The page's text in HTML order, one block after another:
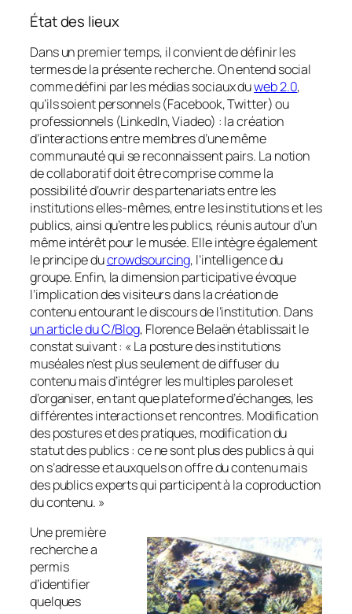
État des lieux
Dans un premier temps, il convient de définir les
termes de la présente recherche. On entendsocial
comme défini par les médias sociaux duweb 2.0,
qu’ils soient personnels (Facebook, Twitter) ou
professionnels (LinkedIn, Viadeo) : la création
d’interactions entre membres d’une même
communauté qui se reconnaissent pairs. La notion
decollaboratifdoit être comprise comme la
possibilité d’ouvrir des partenariats entre les
institutions elles-mêmes, entre les institutions et les
publics, ainsi qu’entre les publics, réunis autour d’un
même intérêt pour le musée. Elle intègre également
le principe ducrowdsourcing, l’intelligence du
groupe. Enfin, la dimension participative évoque
l’implication des visiteurs dans la création de
contenu entourant le discours de l’institution. Dans
un article du C/Blog, Florence Belaën établissait le
constat suivant : « La posture des institutions
muséales n’est plus seulement de diffuser du
contenu mais d’intégrer les multiples paroles et
d’organiser, en tant que plateforme d’échanges, les
différentes interactions et rencontres. Modification
des postures et des pratiques, modification du
statut des publics : ce ne sont plus des publics à qui
on s’adresse et auxquels on offre du contenu mais
des publics experts qui participent à la coproduction
du contenu. »
Une première
recherche a
permis
d’identifier
quelques